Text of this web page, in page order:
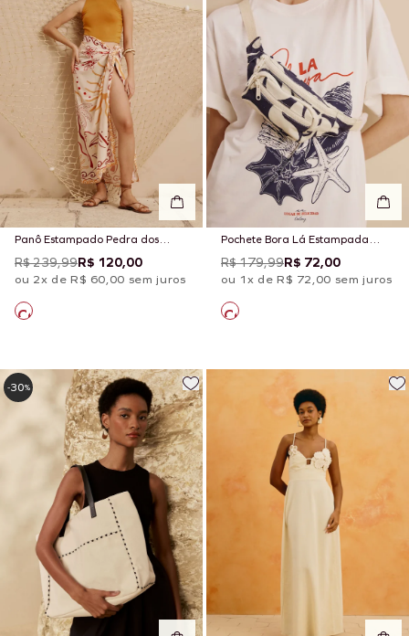
Panô Estampado Pedra dos
Peixes
R$ 239,99R$ 120,00
ou 2x de R$ 60,00 sem juros
Pochete Bora Lá Estampada
Pororoca
R$ 179,99R$ 72,00
ou 1x de R$ 72,00 sem juros
-30%